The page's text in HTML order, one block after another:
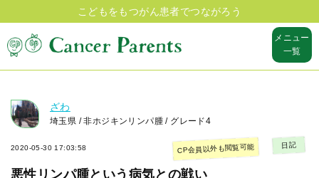
こどもをもつがん患者でつながろう
メニュー
一覧
ざわ
埼玉県 / 非ホジキンリンパ腫 / グレード4
2020-05-30 17:03:58
悪性リンパ腫という病気との戦い
CP会員以外も閲覧可能 日記